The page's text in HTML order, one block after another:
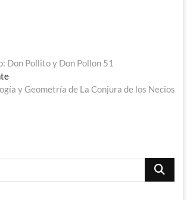
Don Pollito y Don Pollon 51
Entrada
siguiente:
y Geometría de La Conjura de los Necios
Buscar